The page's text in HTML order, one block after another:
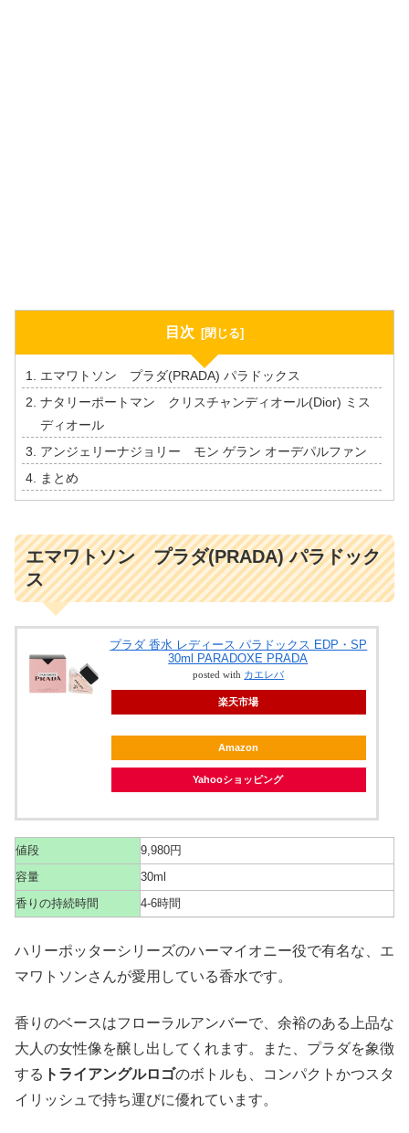
目次
エマワトソン プラダ(PRADA) パラドックス
ナタリーポートマン クリスチャンディオール(Dior) ミス
ディオール
アンジェリーナジョリー モン ゲラン オーデパルファン
まとめ
エマワトソン プラダ(PRADA) パラドック
ス
プラダ 香水 レディース パラドックス EDP・SP
30ml PARADOXE PRADA
posted with カエレバ
楽天市場
Amazon
Yahooショッピング
値段
9,980円
容量
30ml
香りの持続時間
4-6時間
ハリーポッターシリーズのハーマイオニー役で有名な、エ
マワトソンさんが愛用している香水です。
香りのベースはフローラルアンバーで、余裕のある上品な
大人の女性像を醸し出してくれます。また、プラダを象徴
する トライアングルロゴのボトルも、コンパクトかつスタ
イリッシュで持ち運びに優れています。